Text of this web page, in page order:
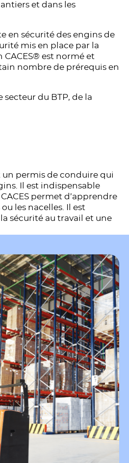
et dans les
en sécurité des engins de
mis en place par la
CACES® est normé et
nombre de prérequis en
secteur du BTP, de la
un permis de conduire qui
Il est indispensable
permet d’apprendre
les nacelles. Il est
sécurité au travail et une